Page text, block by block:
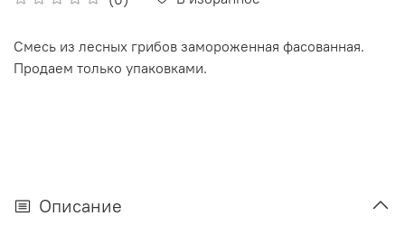
Смесь из лесных грибов замороженная фасованная.
Продаем только упаковками.
Описание